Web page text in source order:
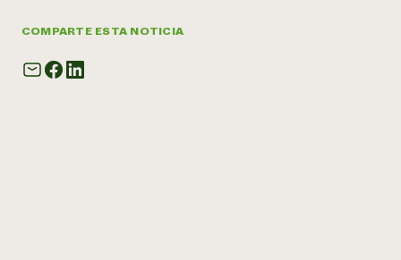
COMPARTE ESTA NOTICIA